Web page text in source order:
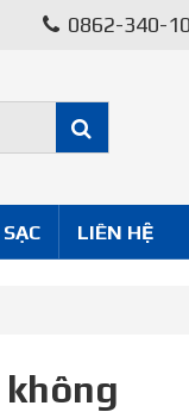
0862-340-
LIÊN HỆ